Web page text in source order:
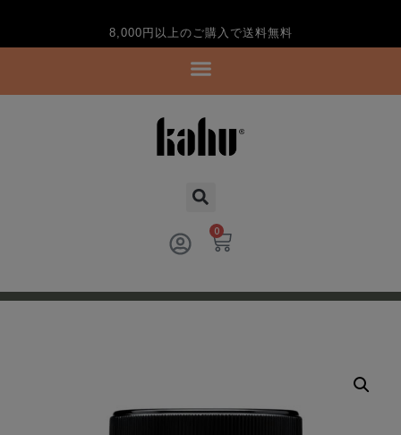
8,000円以上のご購入で送料無料
0